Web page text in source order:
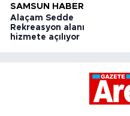
SAMSUN HABER
Alaçam Sedde
Rekreasyon alanı
hizmete açılıyor